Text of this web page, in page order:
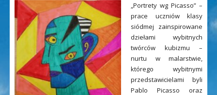
„Portrety wg Picasso” –
prace uczniów klasy
siódmej zainspirowane
dziełami wybitnych
twórców kubizmu –
nurtu w malarstwie,
którego wybitnymi
przedstawicielami byli
Pablo Picasso oraz